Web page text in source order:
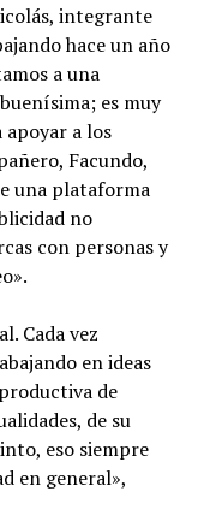
integrante
hace un año
a una
es muy
a los
Facundo,
una plataforma
no
con personas y
Cada vez
en ideas
de
de su
eso siempre
en general»,